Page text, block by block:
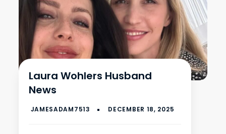
Laura Wohlers Husband
News